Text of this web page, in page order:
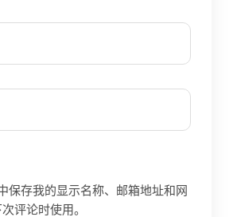
保存我的显示名称、邮箱地址和网
评论时使用。